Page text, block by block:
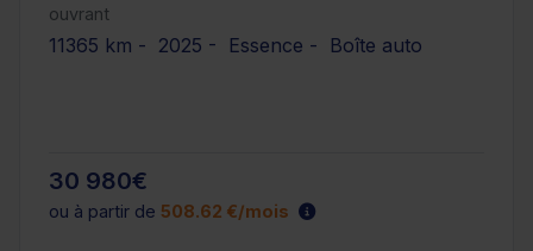
ouvrant
11365 km - 2025 - Essence - Boîte auto
30 980€
ou à partir de 508.62 €/mois